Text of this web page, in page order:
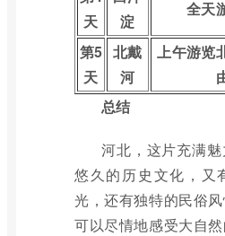
天
淀
全天
第5
天
北戴
河
上午游览
总结
河北，这片充满
悠久的历史文化，又
光，还有独特的民俗
可以尽情地感受大自